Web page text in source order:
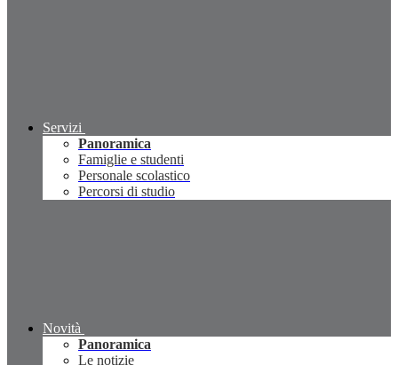
Servizi
Panoramica
Famiglie e studenti
Personale scolastico
Percorsi di studio
Novità
Panoramica
Le notizie